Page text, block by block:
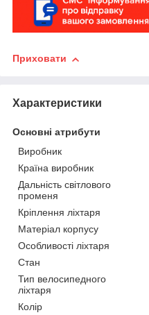
Приховати
Характеристики
Основні атрибути
Виробник
Країна виробник
Дальність світлового
променя
Кріплення ліхтаря
Матеріал корпусу
Особливості ліхтаря
Стан
Тип велосипедного
ліхтаря
Колір